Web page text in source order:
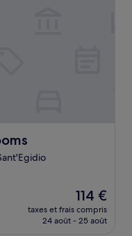
Le
nouveau
prix
114 €
taxes et frais compris
24 août - 25 août